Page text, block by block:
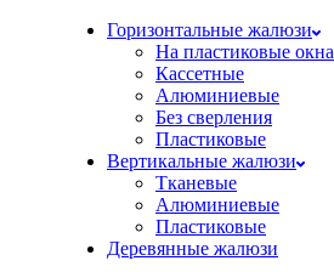
Горизонтальные жалюзи
На пластиковые окна
Кассетные
Алюминиевые
Без сверления
Пластиковые
Вертикальные жалюзи
Тканевые
Алюминиевые
Пластиковые
Деревянные жалюзи